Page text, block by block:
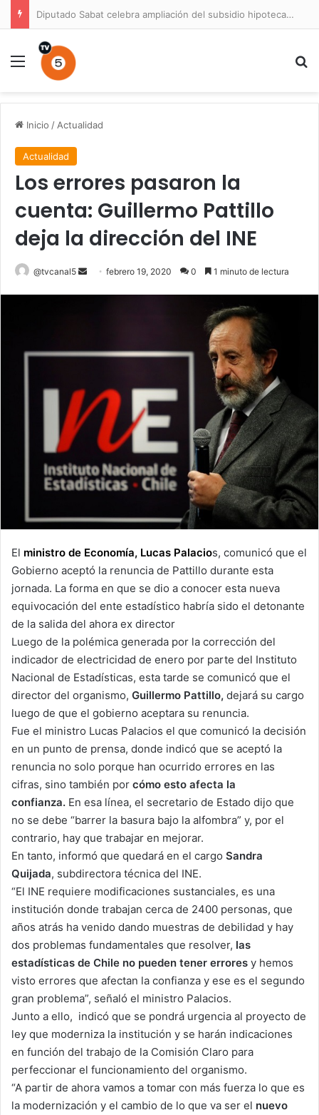
Diputado Sabat celebra ampliación del subsidio hipotecario con viviendas de hasta 6.000 UF
Menú
Inicio / Actualidad
Actualidad
Los errores pasaron la
cuenta: Guillermo Pattillo
deja la dirección del INE
@tvcanal5
Sendfebrero 19, 2020 0 1 minuto de lectura
El ministro de Economía, Lucas Palacios, comunicó que el
Gobierno aceptó la renuncia de Pattillo durante esta
jornada. La forma en que se dio a conocer esta nueva
equivocación del ente estadístico habría sido el detonante
de la salida del ahora ex director
Luego de la polémica generada por la corrección del
indicador de electricidad de enero por parte del Instituto
Nacional de Estadísticas, esta tarde se comunicó que el
director del organismo, Guillermo Pattillo, dejará su cargo
luego de que el gobierno aceptara su renuncia.
Fue el ministro Lucas Palacios el que comunicó la decisión
en un punto de prensa, donde indicó que se aceptó la
renuncia no solo porque han ocurrido errores en las
cifras, sino también por cómo esto afecta la
confianza. En esa línea, el secretario de Estado dijo que
no se debe “barrer la basura bajo la alfombra” y, por el
contrario, hay que trabajar en mejorar.
En tanto, informó que quedará en el cargo Sandra
Quijada, subdirectora técnica del INE.
“El INE requiere modificaciones sustanciales, es una
institución donde trabajan cerca de 2400 personas, que
años atrás ha venido dando muestras de debilidad y hay
dos problemas fundamentales que resolver, las
estadísticas de Chile no pueden tener errores y hemos
visto errores que afectan la confianza y ese es el segundo
gran problema”, señaló el ministro Palacios.
Junto a ello, indicó que se pondrá urgencia al proyecto de
ley que moderniza la institución y se harán indicaciones
en función del trabajo de la Comisión Claro para
perfeccionar el funcionamiento del organismo.
“A partir de ahora vamos a tomar con más fuerza lo que es
la modernización y el cambio de lo que va ser el nuevo